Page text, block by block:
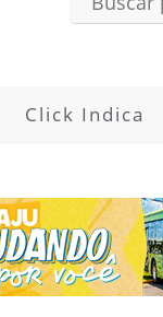
Click Indica